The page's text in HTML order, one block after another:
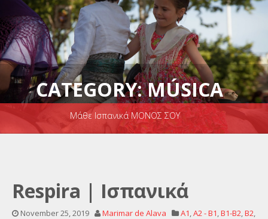
ΙΔΙΑΙΤΕΡΑ ΜΑΘΗΜΑΤΑ ΙΣΠΑΝΙΚΩΝ
CATEGORY: MÚSICA
Μάθε Ισπανικά ΜΟΝΟΣ ΣΟΥ
Respira | Ισπανικά
November 25, 2019 Marimar de Alava A1,A2 - B1,B1-B2,B2,